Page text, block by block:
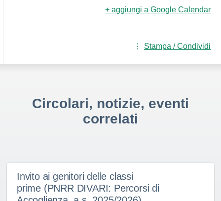
+ aggiungi a Google Calendar
Stampa / Condividi
Circolari, notizie, eventi
correlati
Invito ai genitori delle classi
prime (PNRR DIVARI: Percorsi di